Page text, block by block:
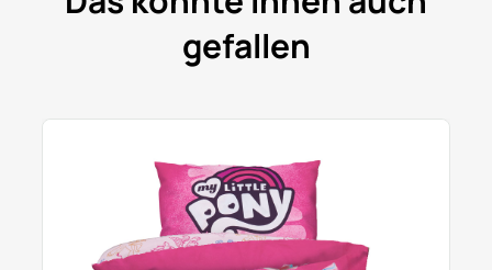
gefallen